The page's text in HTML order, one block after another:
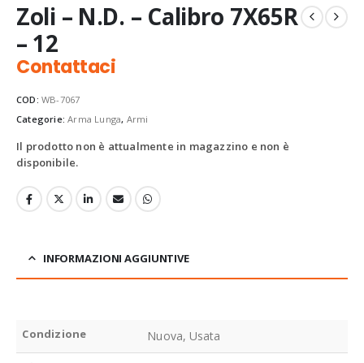
Zoli – N.D. – Calibro 7X65R
– 12
Contattaci
COD: WB-7067
Categorie:Arma Lunga, Armi
Il prodotto non è attualmente in magazzino e non è
disponibile.
INFORMAZIONI AGGIUNTIVE
Condizione Nuova, Usata